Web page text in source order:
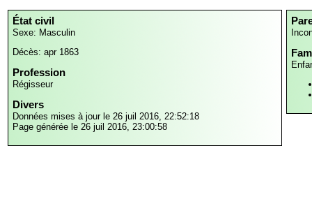
État civil
Sexe: Masculin
Décès: apr 1863
Profession
Régisseur
Divers
Données mises à jour le 26 juil 2016, 22:52:18
Page générée le 26 juil 2016, 23:00:58